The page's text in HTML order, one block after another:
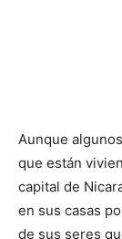
Aunque
que están
capital de
en sus casas
de sus seres